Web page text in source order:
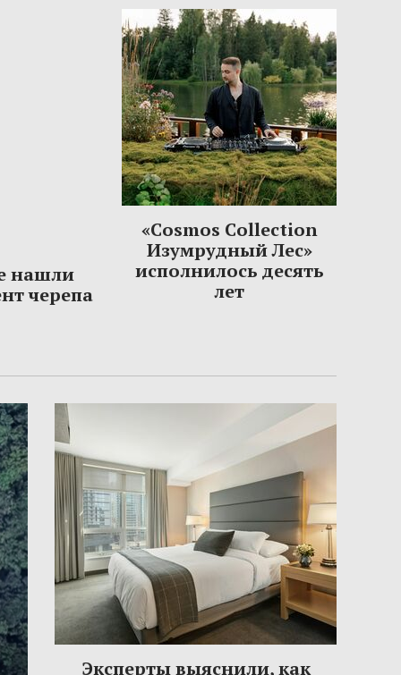
нашли
черепа
«Cosmos Collection
Изумрудный Лес»
исполнилось десять
лет
Эксперты выяснили, как